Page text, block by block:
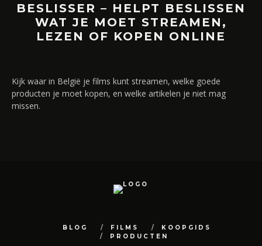
BESLISSER – HELPT BESLISSEN
WAT JE MOET STREAMEN,
LEZEN OF KOPEN ONLINE
Kijk waar in België je films kunt streamen, welke goede
producten je moet kopen, en welke artikelen je niet mag
missen.
BLOG FILMS
KOOPGIDS
PRODUCTEN